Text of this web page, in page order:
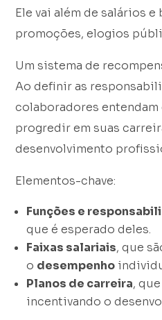
Ele vai além de salários
promoções, elogios
Um sistema de
Ao definir as
colaboradores entendam
progredir em suas
desenvolvimento
Elementos-chave:
Funções e
que é esperado deles.
Faixas salariais, que
o desempenho
Planos de carreira,
incentivando o